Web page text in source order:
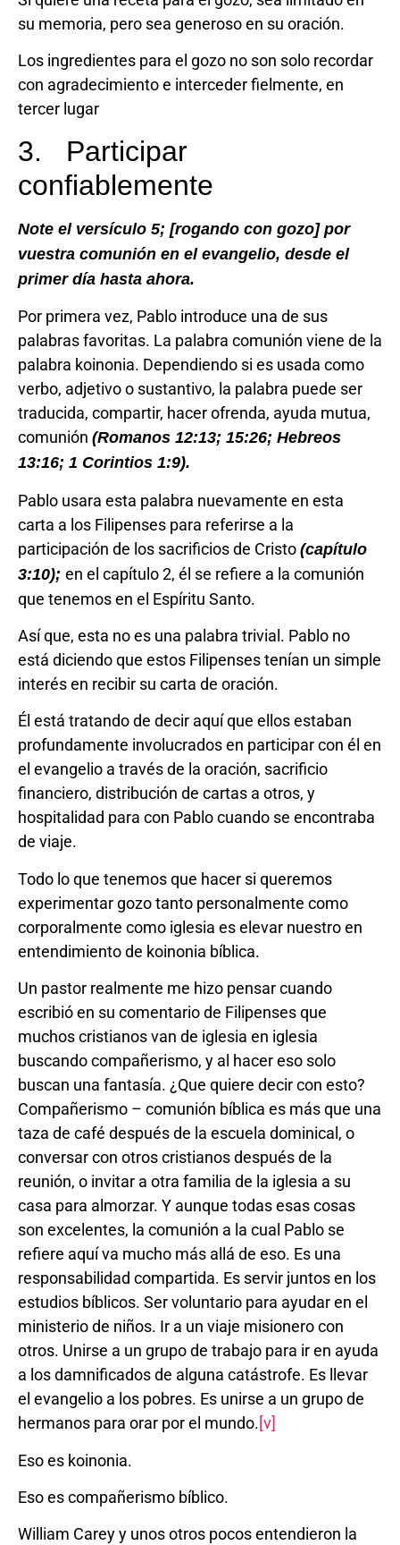
su memoria, pero sea generoso en su oración.
Los ingredientes para el gozo no son solo recordar
con agradecimiento e interceder fielmente, en
tercer lugar
3. Participar
confiablemente
Note el versículo 5; [rogando con gozo] por
vuestra comunión en el evangelio, desde el
primer día hasta ahora.
Por primera vez, Pablo introduce una de sus
palabras favoritas. La palabra comunión viene de la
palabra koinonia. Dependiendo si es usada como
verbo, adjetivo o sustantivo, la palabra puede ser
traducida, compartir, hacer ofrenda, ayuda mutua,
comunión (Romanos 12:13; 15:26; Hebreos
13:16; 1 Corintios 1:9).
Pablo usara esta palabra nuevamente en esta
carta a los Filipenses para referirse a la
participación de los sacrificios de Cristo (capítulo
3:10); en el capítulo 2, él se refiere a la comunión
que tenemos en el Espíritu Santo.
Así que, esta no es una palabra trivial. Pablo no
está diciendo que estos Filipenses tenían un simple
interés en recibir su carta de oración.
Él está tratando de decir aquí que ellos estaban
profundamente involucrados en participar con él en
el evangelio a través de la oración, sacrificio
financiero, distribución de cartas a otros, y
hospitalidad para con Pablo cuando se encontraba
de viaje.
Todo lo que tenemos que hacer si queremos
experimentar gozo tanto personalmente como
corporalmente como iglesia es elevar nuestro en
entendimiento de koinonia bíblica.
Un pastor realmente me hizo pensar cuando
escribió en su comentario de Filipenses que
muchos cristianos van de iglesia en iglesia
buscando compañerismo, y al hacer eso solo
buscan una fantasía. ¿Que quiere decir con esto?
Compañerismo – comunión bíblica es más que una
taza de café después de la escuela dominical, o
conversar con otros cristianos después de la
reunión, o invitar a otra familia de la iglesia a su
casa para almorzar. Y aunque todas esas cosas
son excelentes, la comunión a la cual Pablo se
refiere aquí va mucho más allá de eso. Es una
responsabilidad compartida. Es servir juntos en los
estudios bíblicos. Ser voluntario para ayudar en el
ministerio de niños. Ir a un viaje misionero con
otros. Unirse a un grupo de trabajo para ir en ayuda
a los damnificados de alguna catástrofe. Es llevar
el evangelio a los pobres. Es unirse a un grupo de
hermanos para orar por el mundo.[v]
Eso es koinonia.
Eso es compañerismo bíblico.
William Carey y unos otros pocos entendieron la